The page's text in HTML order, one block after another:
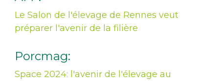
Le Salon de l'élevage de Rennes veut
préparer l'avenir de la filière
Porcmag:
Space 2024: l'avenir de l'élevage au